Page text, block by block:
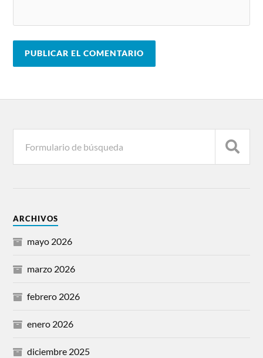
ARCHIVOS
mayo 2026
marzo 2026
febrero 2026
enero 2026
diciembre 2025